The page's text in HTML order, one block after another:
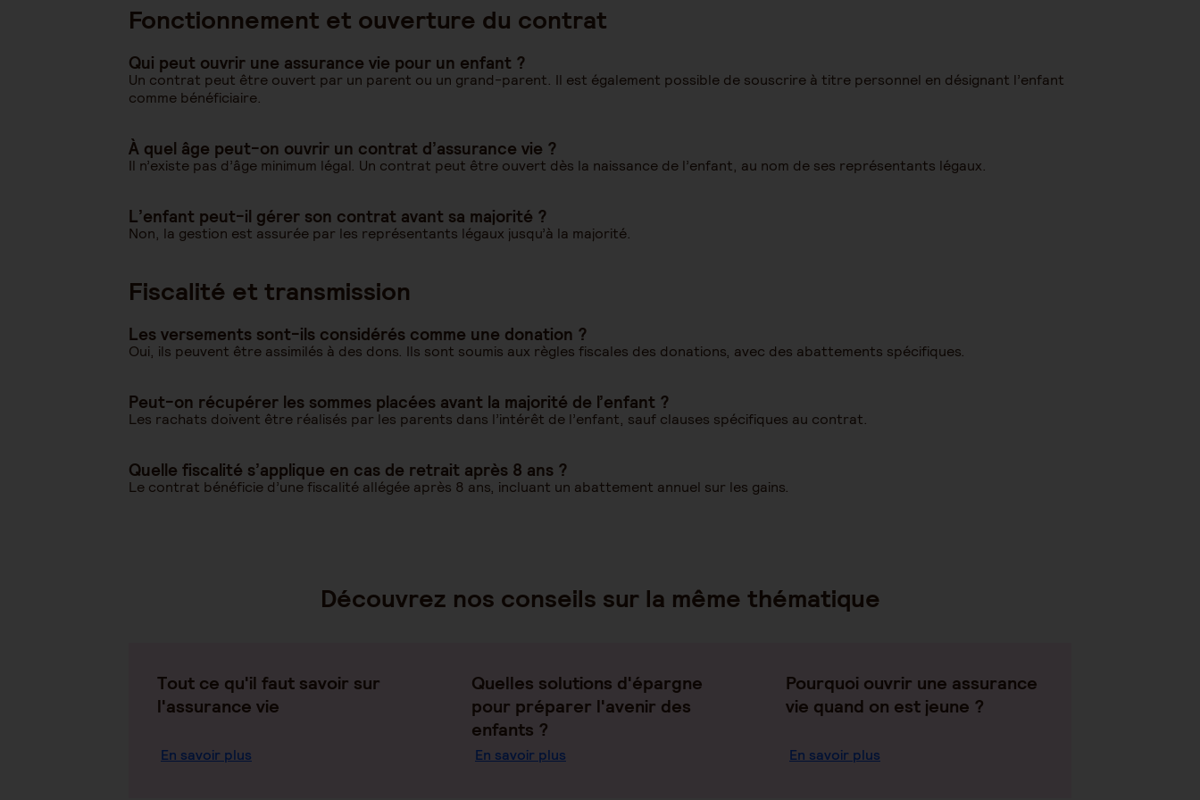
Fonctionnement et ouverture du contrat
Qui peut ouvrir une assurance vie pour un enfant ?
Un contrat peut être ouvert par un parent ou un grand-parent. Il est également possible de souscrire à titre personnel en désignant l’enfant
comme bénéficiaire.
À quel âge peut-on ouvrir un contrat d’assurance vie ?
Il n’existe pas d’âge minimum légal. Un contrat peut être ouvert dès la naissance de l’enfant, au nom de ses représentants légaux.
L’enfant peut-il gérer son contrat avant sa majorité ?
Non, la gestion est assurée par les représentants légaux jusqu’à la majorité.
Fiscalité et transmission
Les versements sont-ils considérés comme une donation ?
Oui, ils peuvent être assimilés à des dons. Ils sont soumis aux règles fiscales des donations, avec des abattements spécifiques.
Peut-on récupérer les sommes placées avant la majorité de l’enfant ?
Les rachats doivent être réalisés par les parents dans l’intérêt de l’enfant, sauf clauses spécifiques au contrat.
Quelle fiscalité s’applique en cas de retrait après 8 ans ?
Le contrat bénéficie d’une fiscalité allégée après 8 ans, incluant un abattement annuel sur les gains.
Découvrez nos conseils sur la même thématique
Tout ce qu'il faut savoir sur
l'assurance vie
En savoir plus
Quelles solutions d'épargne
pour préparer l'avenir des
enfants ?
En savoir plus
Pourquoi ouvrir une assurance
vie quand on est jeune ?
En savoir plus